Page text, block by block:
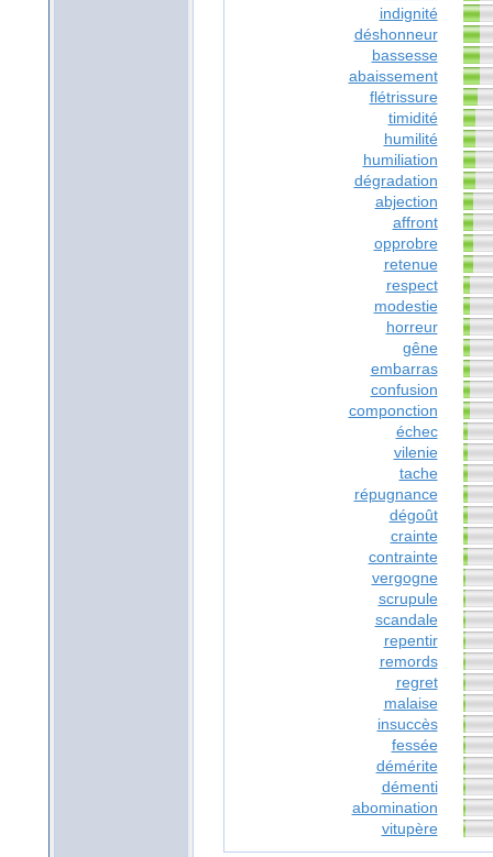
indignité
déshonneur
bassesse
abaissement
flétrissure
timidité
humilité
humiliation
dégradation
abjection
affront
opprobre
retenue
respect
modestie
horreur
gêne
embarras
confusion
componction
échec
vilenie
tache
répugnance
dégoût
crainte
contrainte
vergogne
scrupule
scandale
repentir
remords
regret
malaise
insuccès
fessée
démérite
démenti
abomination
vitupère